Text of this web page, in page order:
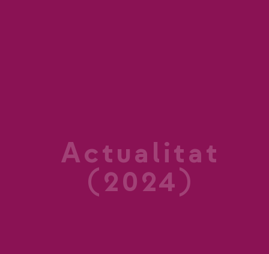
Actualitat
(2024)